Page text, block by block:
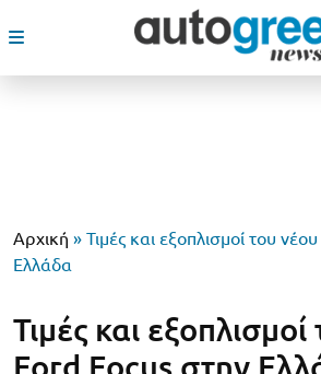
Αρχική » Τιμές και εξοπλισμοί του
Ελλάδα
Τιμές και
Ford Focus στην